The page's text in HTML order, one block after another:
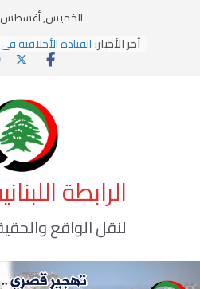
الخميس, أغسطس 6, 2026
آخر الأخبار:يومَ يَفيضُ العَرَقُ
القيادة الأخلاقية
الاستلاب الثقافي
وهن المؤسسات!
الرابطة
لنقل الواقع